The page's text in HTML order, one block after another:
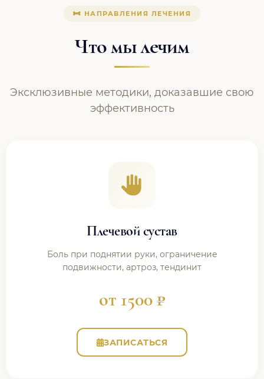
НАПРАВЛЕНИЯ ЛЕЧЕНИЯ
Что мы лечим
Эксклюзивные методики, доказавшие свою
эффективность
Плечевой сустав
Боль при поднятии руки, ограничение
подвижности, артроз, тендинит
от 1500 ₽
ЗАПИСАТЬСЯ